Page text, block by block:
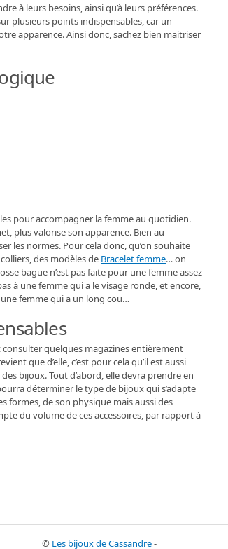
à leurs besoins, ainsi qu’à leurs préférences.
plusieurs points indispensables, car un
apparence. Ainsi donc, sachez bien maitriser
pour accompagner la femme au quotidien.
plus valorise son apparence. Bien au
les normes. Pour cela donc, qu’on souhaite
des modèles de Bracelet femme… on
bague n’est pas faite pour une femme assez
à une femme qui a le visage ronde, et encore,
femme qui a un long cou…
quelques magazines entièrement
que d’elle, c’est pour cela qu’il est aussi
bijoux. Tout d’abord, elle devra prendre en
déterminer le type de bijoux qui s’adapte
formes, de son physique mais aussi des
du volume de ces accessoires, par rapport à
© Les bijoux de Cassandre-